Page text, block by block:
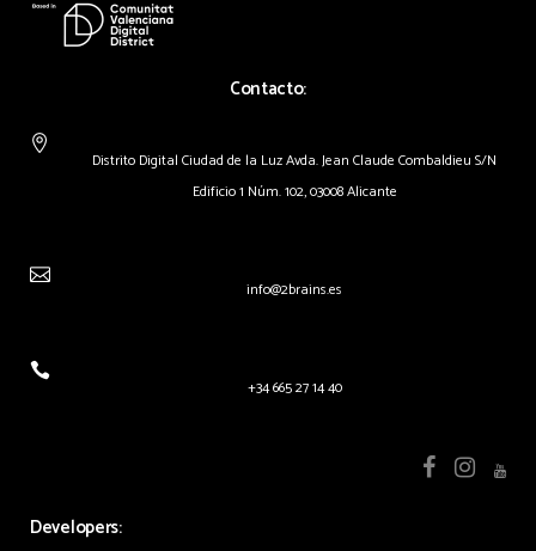
Contacto:
Distrito Digital Ciudad de la Luz Avda. Jean Claude Combaldieu S/N
Edificio 1 Núm. 102, 03008 Alicante
info@2brains.es
+34 665 27 14 40
Developers: